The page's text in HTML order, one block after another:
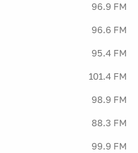
96.9 FM
96.6 FM
95.4 FM
101.4 FM
98.9 FM
88.3 FM
99.9 FM